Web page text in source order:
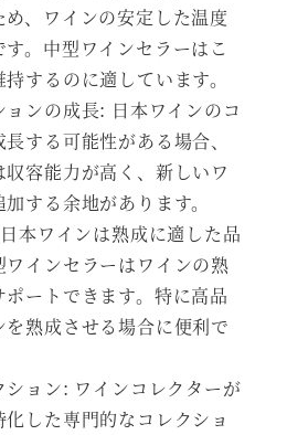
、ワインの安定した温度
す。中型ワインセラーはこ
するのに適しています。
ョンの成長: 日本ワインのコ
する可能性がある場合、
容能力が高く、新しいワ
する余地があります。
本ワインは熟成に適した品
インセラーはワインの熟
ートできます。特に高品
熟成させる場合に便利で
ション: ワインコレクターが
化した専門的なコレクショ